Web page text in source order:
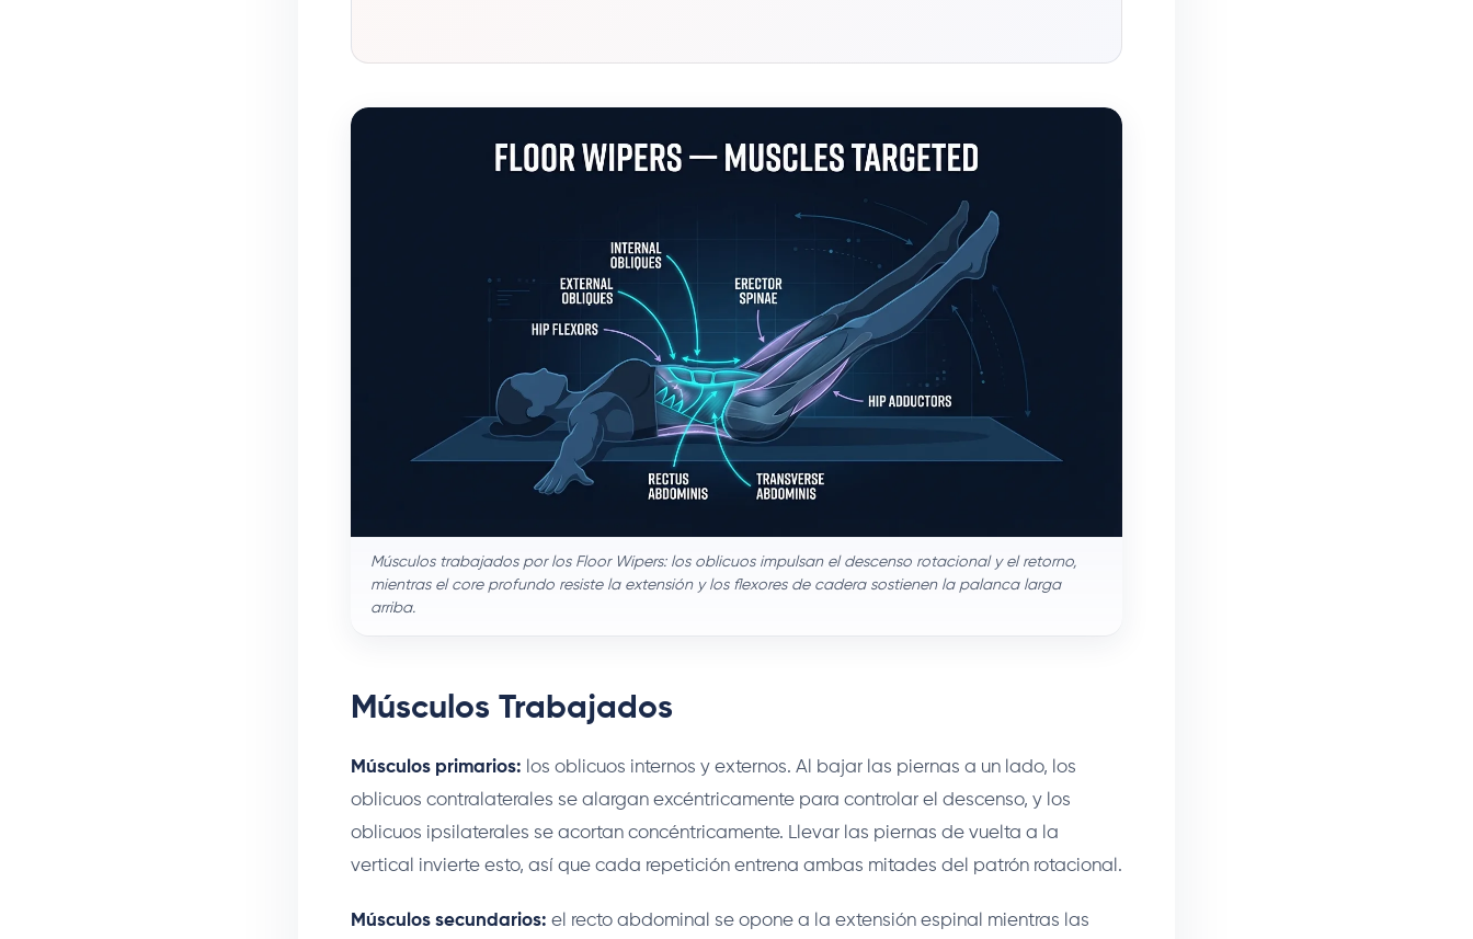
Músculos trabajados por los Floor Wipers: los oblicuos impulsan el descenso rotacional y el retorno,
mientras el core profundo resiste la extensión y los flexores de cadera sostienen la palanca larga
arriba.
Músculos Trabajados
Músculos primarios: los oblicuos internos y externos. Al bajar las piernas a un lado, los
oblicuos contralaterales se alargan excéntricamente para controlar el descenso, y los
oblicuos ipsilaterales se acortan concéntricamente. Llevar las piernas de vuelta a la
vertical invierte esto, así que cada repetición entrena ambas mitades del patrón rotacional.
Músculos secundarios: el recto abdominal se opone a la extensión espinal mientras las